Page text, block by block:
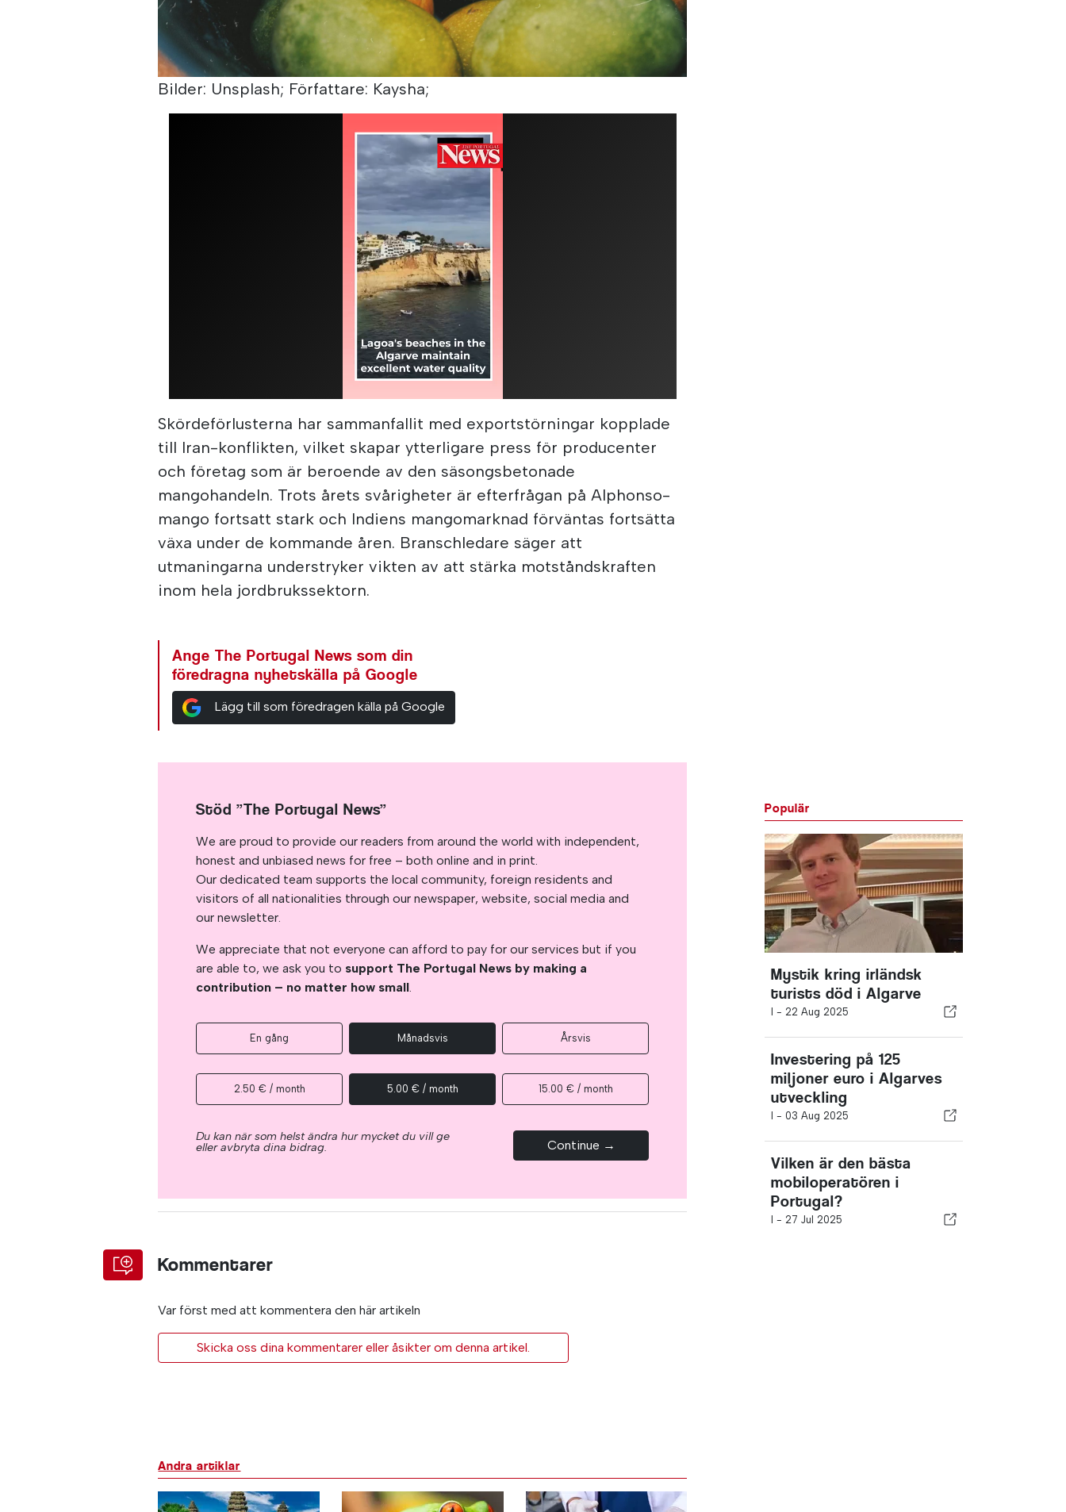
Bilder: Unsplash; Författare: Kaysha;
Skördeförlusterna har sammanfallit med exportstörningar kopplade
till Iran-konflikten, vilket skapar ytterligare press för producenter
och företag som är beroende av den säsongsbetonade
mangohandeln. Trots årets svårigheter är efterfrågan på Alphonso-
mango fortsatt stark och Indiens mangomarknad förväntas fortsätta
växa under de kommande åren. Branschledare säger att
utmaningarna understryker vikten av att stärka motståndskraften
inom hela jordbrukssektorn.
Ange The Portugal News som din
föredragna nyhetskälla på Google
Lägg till som föredragen källa på Google
Stöd ”The Portugal News”
We are proud to provide our readers from around the world with independent,
honest and unbiased news for free – both online and in print.
Our dedicated team supports the local community, foreign residents and
visitors of all nationalities through our newspaper, website, social media and
our newsletter.
We appreciate that not everyone can afford to pay for our services but if you
are able to, we ask you to support The Portugal News by making a
contribution – no matter how small.
En gång Månadsvis Årsvis
2.50 € / month 5.00 € / month 15.00 € / month
Du kan när som helst ändra hur mycket du vill ge
eller avbryta dina bidrag. Continue →
Kommentarer
Var först med att kommentera den här artikeln
Skicka oss dina kommentarer eller åsikter om denna artikel.
Populär
Mystik kring irländsk
turists död i Algarve
I - 22 Aug 2025
Investering på 125
miljoner euro i Algarves
utveckling
I - 03 Aug 2025
Vilken är den bästa
mobiloperatören i
Portugal?
I - 27 Jul 2025
Andra artiklar